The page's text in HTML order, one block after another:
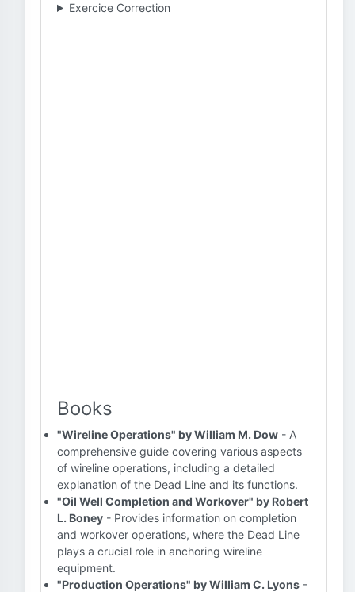
Exercice Correction
Books
"Wireline Operations" by William M. Dow - A
comprehensive guide covering various aspects
of wireline operations, including a detailed
explanation of the Dead Line and its functions.
"Oil Well Completion and Workover" by Robert
L. Boney - Provides information on completion
and workover operations, where the Dead Line
plays a crucial role in anchoring wireline
equipment.
"Production Operations" by William C. Lyons -